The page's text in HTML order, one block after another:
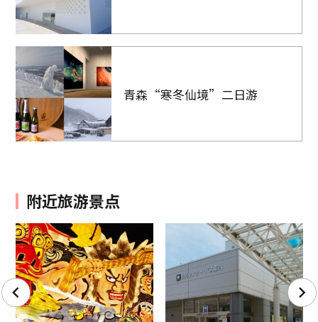
青森“寒冬仙境”二日游
附近旅游景点